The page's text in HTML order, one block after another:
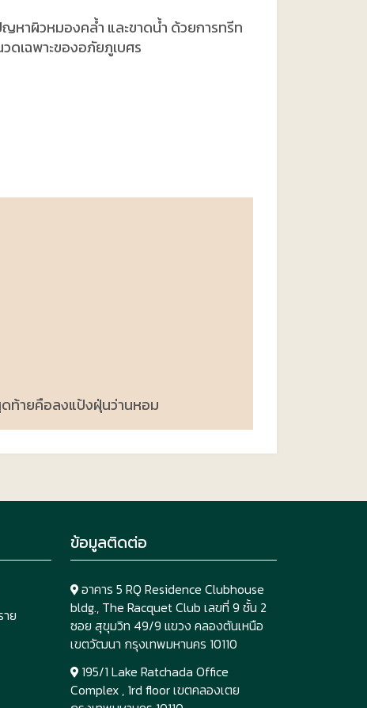
หาผิวหมองคล้ำ และขาดน้ำ ด้วยการทรีท
ดเฉพาะของอภัยภูเบศร
ดท้ายคือลงแป้งฝุ่นว่านหอม
ย
ข้อมูลติดต่อ
อาคาร 5 RQ Residence Clubhouse
bldg., The Racquet Club เลขที่ 9 ชั้น 2
ซอย สุขุมวิท 49/9 แขวง คลองตันเหนือ
เขตวัฒนา กรุงเทพมหานคร 10110
195/1 Lake Ratchada Office
Complex , 1rd floor เขตคลองเตย